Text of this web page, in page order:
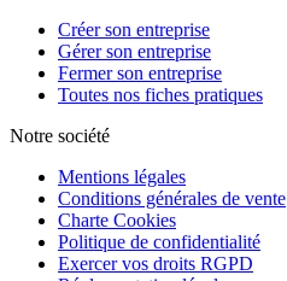
Créer son entreprise
Gérer son entreprise
Fermer son entreprise
Toutes nos fiches pratiques
Notre société
Mentions légales
Conditions générales de vente
Charte Cookies
Politique de confidentialité
Exercer vos droits RGPD